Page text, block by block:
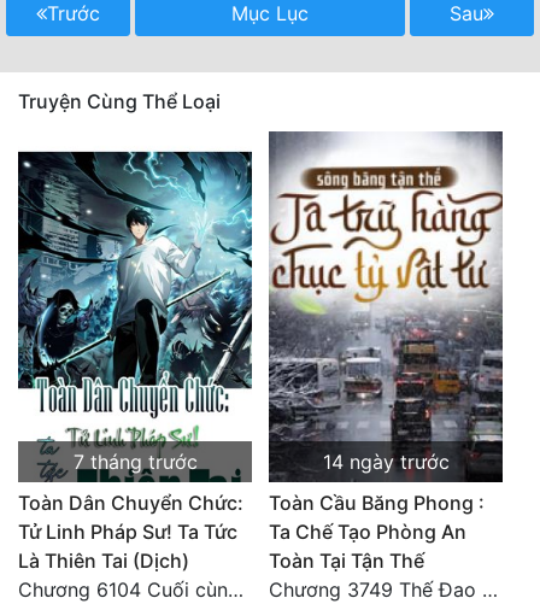
Trước Mục Lục Sau
Truyện Cùng Thể Loại
7 tháng trước
Toàn Dân Chuyển Chức:
Tử Linh Pháp Sư! Ta Tức
Là Thiên Tai (Dịch)
Chương 6104 Cuối cùng (HẾT)
14 ngày trước
Toàn Cầu Băng Phong :
Ta Chế Tạo Phòng An
Toàn Tại Tận Thế
Chương 3749 Thế Đao xuất kích